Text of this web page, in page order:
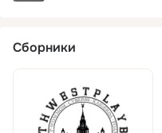
Сборники